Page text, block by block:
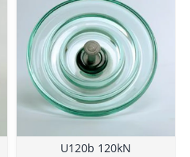
U120b 120kN